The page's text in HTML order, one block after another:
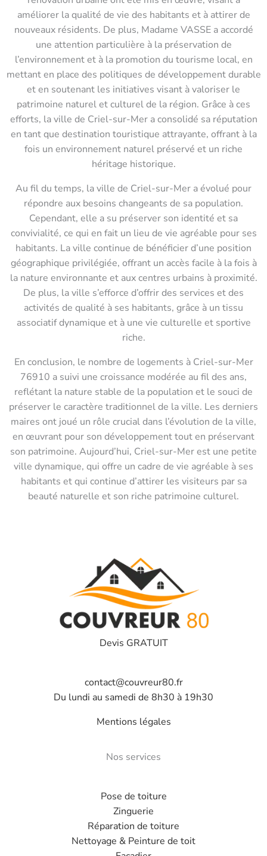
améliorer la qualité de vie des habitants et à attirer de
nouveaux résidents. De plus, Madame VASSE a accordé
une attention particulière à la préservation de
l’environnement et à la promotion du tourisme local, en
mettant en place des politiques de développement durable
et en soutenant les initiatives visant à valoriser le
patrimoine naturel et culturel de la région. Grâce à ces
efforts, la ville de Criel-sur-Mer a consolidé sa réputation
en tant que destination touristique attrayante, offrant à la
fois un environnement naturel préservé et un riche
héritage historique.
Au fil du temps, la ville de Criel-sur-Mer a évolué pour
répondre aux besoins changeants de sa population.
Cependant, elle a su préserver son identité et sa
convivialité, ce qui en fait un lieu de vie agréable pour ses
habitants. La ville continue de bénéficier d’une position
géographique privilégiée, offrant un accès facile à la fois à
la nature environnante et aux centres urbains à proximité.
De plus, la ville s’efforce d’offrir des services et des
activités de qualité à ses habitants, grâce à un tissu
associatif dynamique et à une vie culturelle et sportive
riche.
En conclusion, le nombre de logements à Criel-sur-Mer
76910 a suivi une croissance modérée au fil des ans,
reflétant la nature stable de la population et le souci de
préserver le caractère traditionnel de la ville. Les derniers
maires ont joué un rôle crucial dans l’évolution de la ville,
en œuvrant pour son développement tout en préservant
son patrimoine. Aujourd’hui, Criel-sur-Mer est une petite
ville dynamique, qui offre un cadre de vie agréable à ses
habitants et qui continue d’attirer les visiteurs par sa
beauté naturelle et son riche patrimoine culturel.
Devis GRATUIT
contact@couvreur80.fr
Du lundi au samedi de 8h30 à 19h30
Mentions légales
Nos services
Pose de toiture
Zinguerie
Réparation de toiture
Nettoyage & Peinture de toit